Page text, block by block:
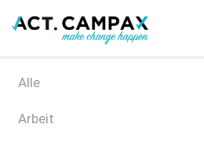
to
Alle
Arbeit